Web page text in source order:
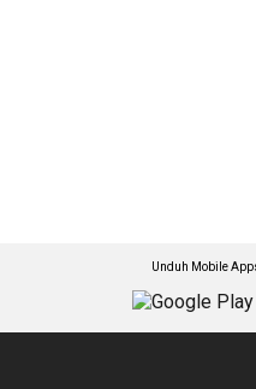
Unduh Mobile